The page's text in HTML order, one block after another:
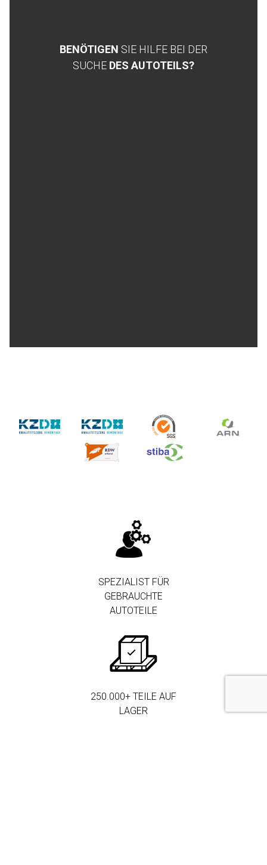
BENÖTIGEN SIE HILFE BEI DER
SUCHE DES AUTOTEILS?
SPEZIALIST FÜR
GEBRAUCHTE
AUTOTEILE
250.000+ TEILE AUF
LAGER